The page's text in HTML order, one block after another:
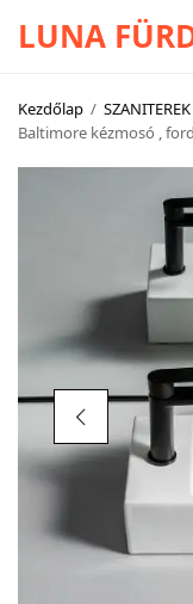
LUNA
Kezdőlap / SZANITEREK
Baltimore kézmosó ,
KÁDAK
KABINOK –
TOVÁBBI
AKCIÓS